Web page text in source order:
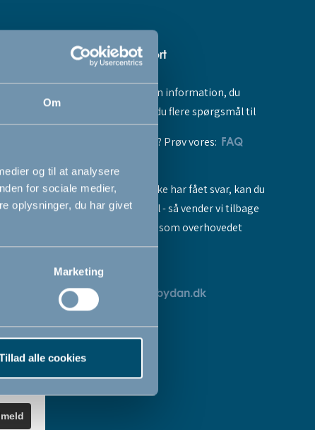
Om
og til at analysere
for sociale medier,
oplysninger, du har givet
Marketing
alle cookies
Hjælp & support
Fandt du ikke den information, du
søgte, eller har du flere spørgsmål til
vores produkter? Prøv vores: FAQ
Hvis du stadig ikke har fået svar, kan du
sende os en mail - så vender vi tilbage
til dig så hurtigt som overhovedet
muligt:
servicedk@babydan.dk